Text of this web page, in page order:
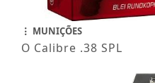
MUNIÇÕES
O Calibre .38 SPL